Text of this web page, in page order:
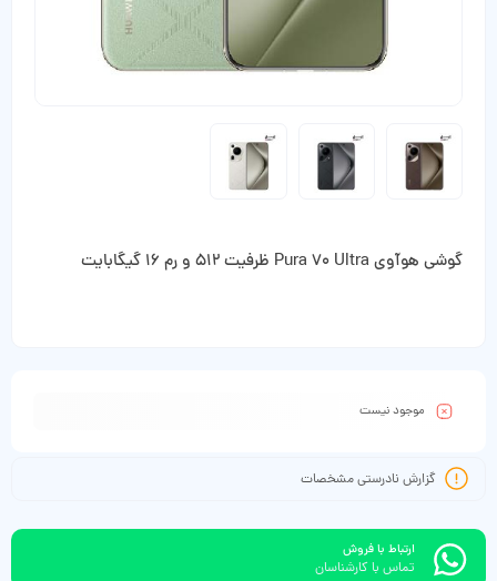
گوشی هوآوی Pura 70 Ultra ظرفیت 512 و رم 16 گیگابایت
موجود نیست
گزارش نادرستی مشخصات
ارتباط با فروش
تماس با کارشناسان